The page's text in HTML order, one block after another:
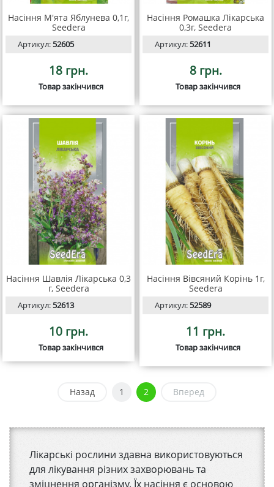
Лікарські рослини здавна використовуються
для лікування різних захворювань та
зміцнення організму. Їх насіння є основою
Насіння М'ята Яблунева 0,1г,
Seedera
Артикул:52605
18 грн.
Товар закінчився
Насіння Ромашка Лікарська
0,3г, Seedera
Артикул:52611
8 грн.
Товар закінчився
Насіння Шавлія Лікарська 0,3
г, Seedera
Артикул:52613
10 грн.
Товар закінчився
Насіння Вівсяний Корінь 1г,
Seedera
Артикул:52589
11 грн.
Товар закінчився
Назад 1 2 Вперед